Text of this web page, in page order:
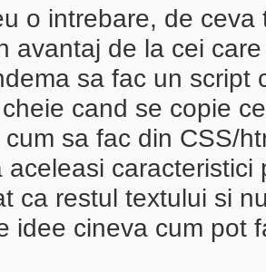
o intrebare, de
avantaj de la cei
sa fac un script
cand se copie
cum sa fac din CSS/
aceleasi
ca restul textului si
idee cineva cum pot